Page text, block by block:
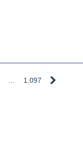
1.097